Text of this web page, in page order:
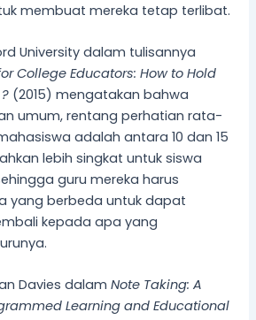
membuat mereka tetap terlibat.
University dalam tulisannya
College Educators: How to Hold
(2015) mengatakan bahwa
umum, rentang perhatian rata-
adalah antara 10 dan 15
lebih singkat untuk siswa
guru mereka harus
yang berbeda untuk dapat
kepada apa yang
Davies dalamNote Taking: A
Learning and Educational